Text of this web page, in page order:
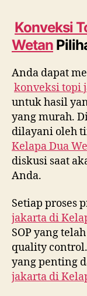
Konveksi
Wetan
Anda dapat
konveksi topi
untuk hasil
yang murah.
dilayani oleh
Kelapa Dua
diskusi saat
Anda.
Setiap proses
jakarta di
SOP yang
quality
yang penting
jakarta di